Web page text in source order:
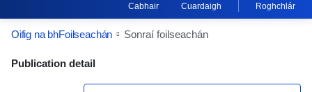
Cabhair Cuardaigh Roghchlár
Oifig na bhFoilseachán Sonraí foilseachán
Publication Detail Actions Portlet
Publication detail